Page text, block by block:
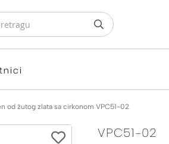
od žutog zlata sa cirkonom VPC51-02
VPC51-02